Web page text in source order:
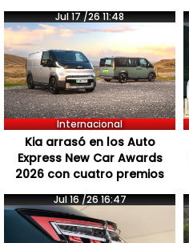
Jul 17 /26 11:48
Internacional
Kia arrasó en los Auto
Express New Car Awards
2026 con cuatro premios
Jul 16 /26 16:47